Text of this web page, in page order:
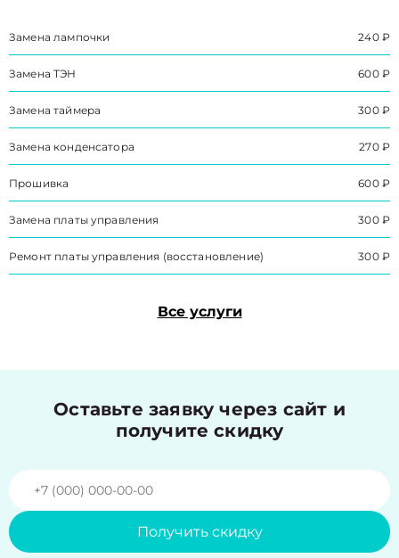
Замена лампочки 240 ₽
Замена ТЭН 600 ₽
Замена таймера 300 ₽
Замена конденсатора 270 ₽
Прошивка 600 ₽
Замена платы управления 300 ₽
Ремонт платы управления (восстановление) 300 ₽
Все услуги
Оставьте заявку через сайт и
получите скидку
Получить скидку